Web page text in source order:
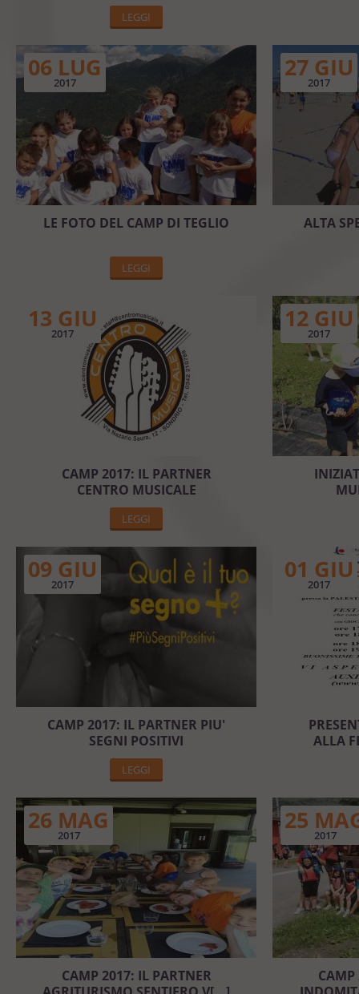
LEGGI
06 LUG
2017
LE FOTO DEL CAMP DI TEGLIO
LEGGI
27 GIU
2017
ALTA
13 GIU
2017
CAMP 2017: IL PARTNER
CENTRO MUSICALE
LEGGI
12 GIU
2017
09 GIU
2017
CAMP 2017: IL PARTNER PIU'
SEGNI POSITIVI
LEGGI
01 GIU
2017
ALLA
26 MAG
2017
CAMP 2017: IL PARTNER
25
2017
CAMP